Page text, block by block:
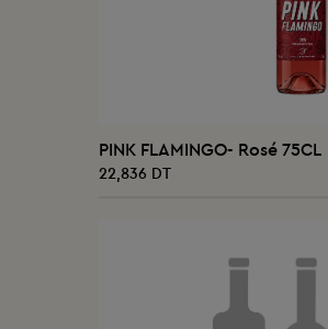
AJOUTER
PINK FLAMINGO- Rosé 75CL
22,836 DT